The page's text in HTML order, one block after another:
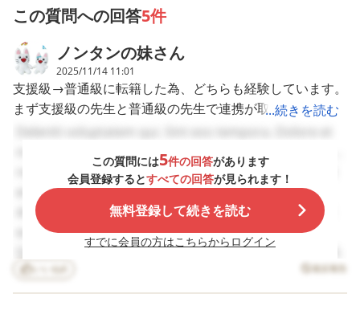
そして息子は立ってるだけ…が、３回目練習と本番もと続
いたらしいです。
なんで言わなかったの？には、｢流れを止める事になっち
じゃあやり終えてからは？には、｢すぐ繰り返し練習する
し、片付けや時間に追われ言い出せなかった｣と。
先生や支援員さんは気付いてくれなかったの？は…｢先生
は各班回ってるし…支援員さんは他の班(クラスに支援級
児が５～６名は居ます)によく行ってた｣と。
じゃあ同じ班の子は、気付いてくれなかったの？は…｢何
も言われなかった。みんな原稿や前向いてるし…｣って…
りましたた。 時間割
によっては1日支援級
なさんの学校はどう
ですか？
さから、思ったよう
にできないと心の切
るという話でした。
へ本人が困っている
ことがないか聞いて
みたところ、「語彙
ると少ないかも」、
「忘れ物をした時な
ど困ったときになか
なか自分から言えな
制作物のときにサポ
ことでした。 （これ
で困った点もなかっ
なため支援級に在
させてますが、ま
で1日やり過ごせ
です。 担任からの
ういった連絡など
切なく、困りごと
子供が爆発してか
知る。といった漢
です。 私からク
ダウンさせる環境
求めましたが、あ
事のみで実際には
ていないようです
この質問への回答5件
ノンタンの妹さん
2025/11/14 11:01
支援級→普通級に転籍した為、どちらも経験しています。
まず支援級の先生と普通級の先生で連携が取れていないの
は結構よく聞く話です。うちもキャンプの時のしおりに子
あります。（１～５年生が支援級） ２年生ならばまだ教
科担任制ではなく、担任が主だと思うので＜伝達事項をい
つ話したか＞ですよね。朝の会や帰りの会に話していれば
支援級の子は知る訳が無い。 ただし同じく交流している
他の支援級の子は知っているとなれば授業中に話した可能
性は大です。 これらの子の支援担任がお子さんの支援担
任と別ならば、先生間の連携ミスもあるのかと。 普通級
...続きを読む
Deleniti voluptatem qui. Sint eos tempora. Dolore et
nobis. Asperiores provident sit. Vel rerum quis. Id ut
repellat. Aut est et. Doloribus est odit. Voluptates est
et. Ut quia aliquid. Cumque iusto aliquid. Vero
doloribus qui. Et maiores exercitationem. Ea impedit
ex. Quos quis commodi. Quisquam animi molestiae.
Deleniti accusamus sunt. Omnis voluptates commodi.
Adipisci beatae voluptatibus. Dignissimos aut quas.
Omnis doloribus sit. Consequatur eveniet inventore.
この質問には5件の回答があります
会員登録するとすべての回答が見られます！
無料登録して続きを読む
すでに会員の方はこちらからログイン
いいね6 違反報告